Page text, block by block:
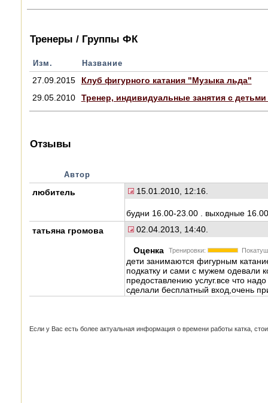
Тренеры / Группы ФК
Изм. Название
27.09.2015
Клуб фигурного катания "Музыка льда"
29.05.2010
Тренер, индивидуальные занятия с
Отзывы
Автор
любитель 15.01.2010, 12:16.
будни 16.00-23.00 . выходные
татьяна громова
02.04.2013, 14:40.
Оценка Тренировки:
дети занимаются фигурным
подкатку и сами с мужем одевали
предоставлению услуг.все что
сделали бесплатный вход,очень
Если у Вас есть более актуальная информация о времени работы катка,